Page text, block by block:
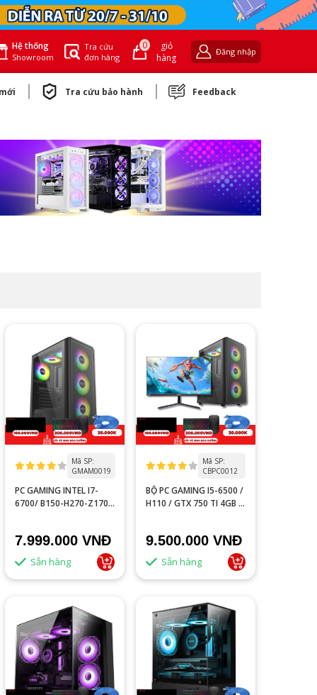
Hệ thống
Showroom
Tra cứu
đơn hàng
0
giỏ
hàng
Đăng nhập
Tra cứu bảo hành Feedback
Mã SP:
GMAM0019
PC GAMING INTEL I7-
6700/ B150-H270-Z170 /
7.999.000 VNĐ
Sẵn hàng
Mã SP:
CBPC0012
BỘ PC GAMING I5-6500 /
H110 / GTX 750 TI 4GB /
9.500.000 VNĐ
Sẵn hàng